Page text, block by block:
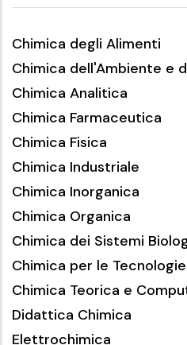
Chimica degli Alimenti
Chimica dell'Ambiente e
Chimica Analitica
Chimica Farmaceutica
Chimica Fisica
Chimica Industriale
Chimica Inorganica
Chimica Organica
Chimica dei Sistemi
Chimica per le Tecnologie
Chimica Teorica e
Didattica Chimica
Elettrochimica